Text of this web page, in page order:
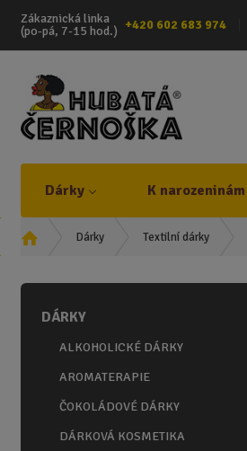
Zákaznická linka
(po-pá, 7-15 hod.) +420 602 683 974
Dárky K narozeninám
Ú
n
Dárky Textilní dárky
DÁRKY
ALKOHOLICKÉ DÁRKY
AROMATERAPIE
ČOKOLÁDOVÉ DÁRKY
DÁRKOVÁ KOSMETIKA